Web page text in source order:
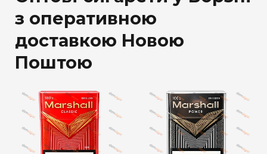
з оперативною
доставкою Новою
Поштою